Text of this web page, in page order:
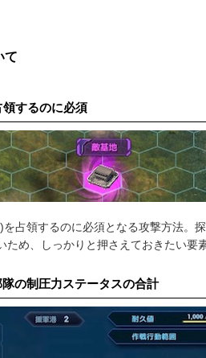
て
するのに必須
占領するのに必須となる攻撃方法。
ため、しっかりと押さえておきたい要
の制圧力ステータスの合計